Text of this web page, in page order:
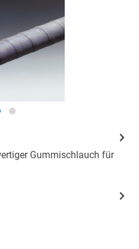
Gummischlauch für